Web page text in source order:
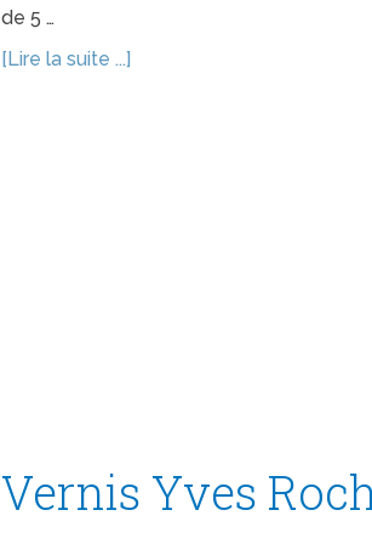
de 5 …
[Lire la suite ...]
Vernis Yves